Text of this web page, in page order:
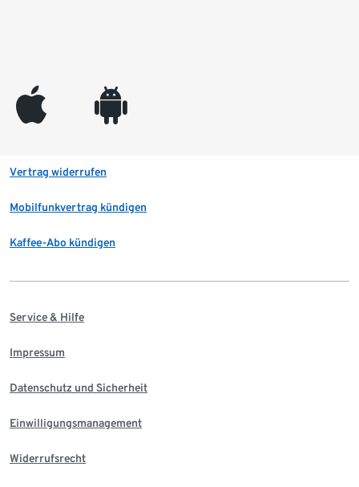
appleinc android
Vertrag widerrufen
Mobilfunkvertrag kündigen
Kaffee-Abo kündigen
Service & Hilfe
Impressum
Datenschutz und Sicherheit
Einwilligungsmanagement
Widerrufsrecht